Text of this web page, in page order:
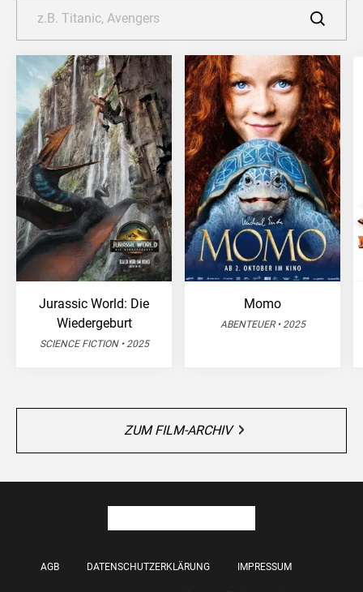
Jurassic World: Die
Wiedergeburt
SCIENCE FICTION • 2025
Momo
ABENTEUER • 2025
ZUM FILM-ARCHIV
AGB DATENSCHUTZERKLÄRUNG IMPRESSUM